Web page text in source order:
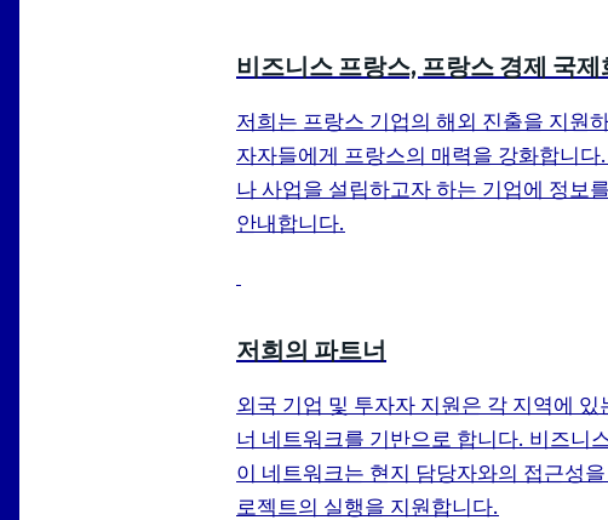
비즈니스 프랑스, 프랑스 경제 국제
저희는 프랑스 기업의 해외 진출을 지원
자자들에게 프랑스의 매력을 강화합니다
나 사업을 설립하고자 하는 기업에 정보
안내합니다.
저희의 파트너
외국 기업 및 투자자 지원은 각 지역에 있
너 네트워크를 기반으로 합니다. 비즈니
이 네트워크는 현지 담당자와의 접근성
로젝트의 실행을 지원합니다.